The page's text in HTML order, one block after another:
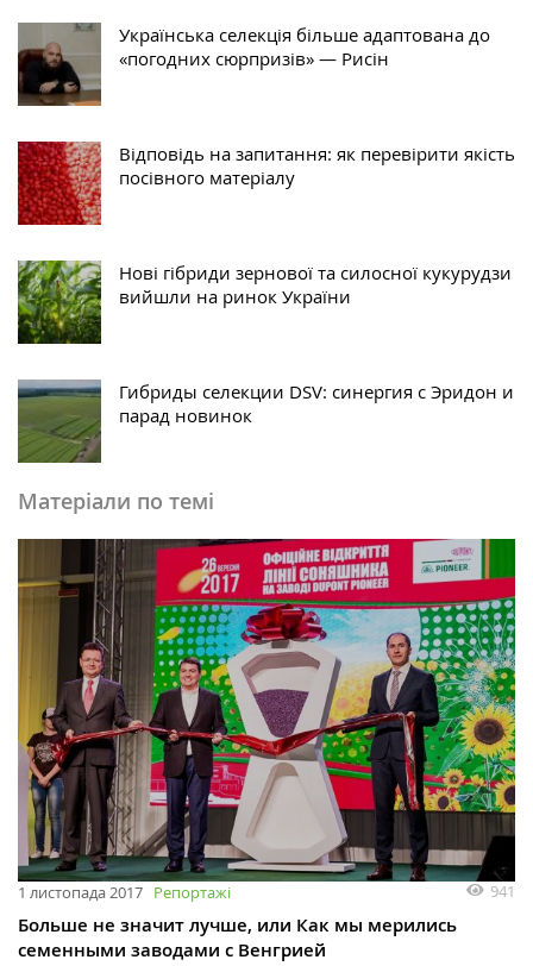
Українська селекція більше адаптована до
«погодних сюрпризів» — Рисін
Відповідь на запитання: як перевірити якість
посівного матеріалу
Нові гібриди зернової та силосної кукурудзи
вийшли на ринок України
Гибриды селекции DSV: синергия с Эридон и
парад новинок
Матеріали по темі
1 листопада 2017 Репортажі 941
Больше не значит лучше, или Как мы мерились
семенными заводами с Венгрией